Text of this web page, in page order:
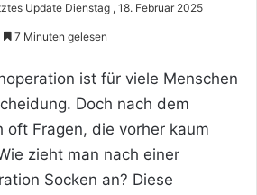
Update Dienstag , 18. Februar 2025
7 Minuten gelesen
ist für viele Menschen
Doch nach dem
oft Fragen, die vorher kaum
zieht man nach einer
Socken an? Diese